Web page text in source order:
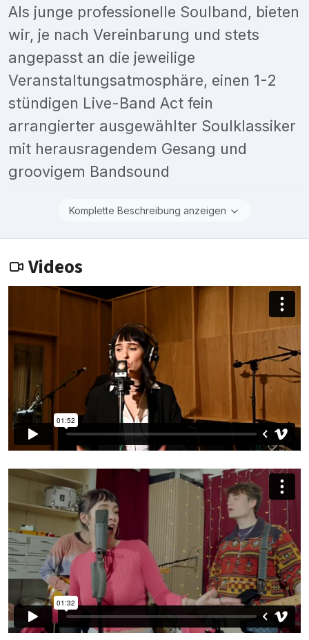
Als junge professionelle Soulband, bieten
wir, je nach Vereinbarung und stets
angepasst an die jeweilige
Veranstaltungsatmosphäre, einen 1-2
stündigen Live-Band Act fein
arrangierter ausgewählter Soulklassiker
mit herausragendem Gesang und
groovigem Bandsound
Komplette Beschreibung anzeigen
Videos